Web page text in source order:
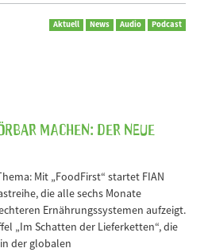
Aktuell News Audio Podcast
machen: Der neue
Mit „FoodFirst“ startet FIAN
die alle sechs Monate
Ernährungssystemen aufzeigt.
„Im Schatten der Lieferketten“, die
der globalen